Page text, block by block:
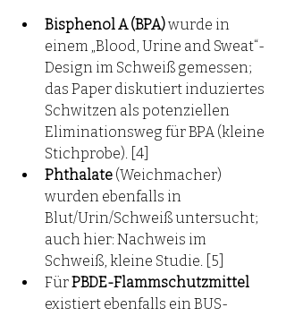
Bisphenol A (BPA) wurde in
einem „Blood, Urine and Sweat“-
Design im Schweiß gemessen;
das Paper diskutiert induziertes
Schwitzen als potenziellen
Eliminationsweg für BPA (kleine
Stichprobe). [4]
Phthalate (Weichmacher)
wurden ebenfalls in
Blut/Urin/Schweiß untersucht;
auch hier: Nachweis im
Schweiß, kleine Studie. [5]
Für PBDE-Flammschutzmittel
existiert ebenfalls ein BUS-